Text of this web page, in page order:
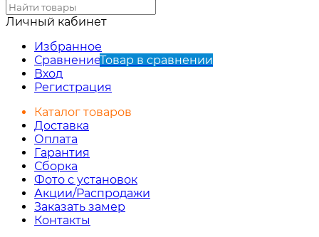
Личный кабинет
Избранное
СравнениеТовар в сравнении
Вход
Регистрация
Каталог товаров
Доставка
Оплата
Гарантия
Сборка
Фото с установок
Акции/Распродажи
Заказать замер
Контакты